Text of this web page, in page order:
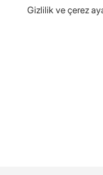
Gizlilik ve çerez